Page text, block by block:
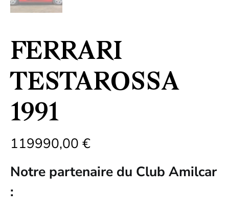
FERRARI
TESTAROSSA
1991
119990,00 €
Notre partenaire du Club Amilcar
: